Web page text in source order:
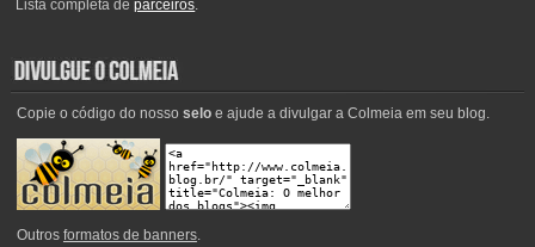
Lista completa deparceiros.
Copie o código do nosso seloe ajude a divulgar a Colmeia em seu blog.
Outros formatos de banners.